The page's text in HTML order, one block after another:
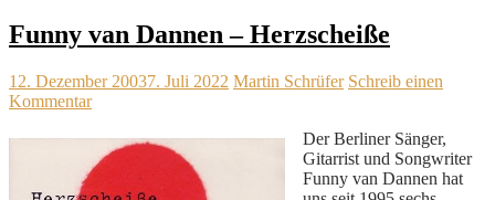
Funny van Dannen – Herzscheiße
12. Dezember 20037. Juli 2022 Martin Schrüfer Schreib einen
Kommentar
Der Berliner Sänger,
Gitarrist und Songwriter
Funny van Dannen hat